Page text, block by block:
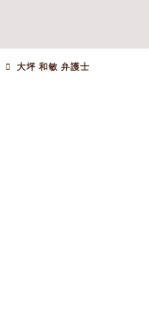
大坪 和敏 弁護士